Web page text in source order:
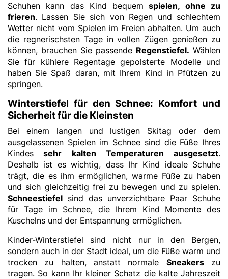
Schuhen kann das Kind bequem spielen, ohne zu
frieren. Lassen Sie sich von Regen und schlechtem
Wetter nicht vom Spielen im Freien abhalten. Um auch
die regnerischsten Tage in vollen Zügen genießen zu
können, brauchen Sie passende Regenstiefel. Wählen
Sie für kühlere Regentage gepolsterte Modelle und
haben Sie Spaß daran, mit Ihrem Kind in Pfützen zu
springen.
Winterstiefel für den Schnee: Komfort und
Sicherheit für die Kleinsten
Bei einem langen und lustigen Skitag oder dem
ausgelassenen Spielen im Schnee sind die Füße Ihres
Kindes sehr kalten Temperaturen ausgesetzt.
Deshalb ist es wichtig, dass Ihr Kind ideale Schuhe
trägt, die es ihm ermöglichen, warme Füße zu haben
und sich gleichzeitig frei zu bewegen und zu spielen.
Schneestiefel sind das unverzichtbare Paar Schuhe
für Tage im Schnee, die Ihrem Kind Momente des
Kuschelns und der Entspannung ermöglichen.
Kinder-Winterstiefel sind nicht nur in den Bergen,
sondern auch in der Stadt ideal, um die Füße warm und
trocken zu halten, anstatt normale Sneakerszu
tragen. So kann Ihr kleiner Schatz die kalte Jahreszeit